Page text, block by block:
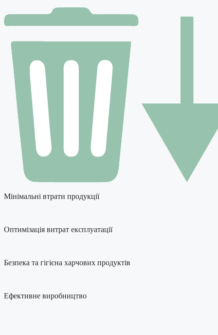
Мінімальні втрати продукції
Оптимізація витрат експлуатації
Безпека та гігієна харчових продуктів
Ефективне виробництво